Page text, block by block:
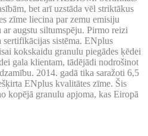
bet arī uzstāda vēl striktākus
zīme liecina par zemu emisiju
augstu siltumspēju. Pirmo reizi
sistēma. ENplus
kokskaidu granulu piegādes ķēdei
gala klientam, tādējādi nodrošinot
2014. gadā tika saražoti 6,5
ENplus kvalitātes zīme. Šis
kopējā granulu apjoma, kas Eiropā